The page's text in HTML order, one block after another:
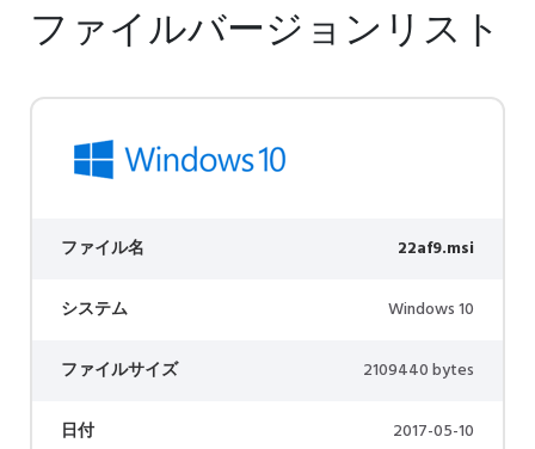
ファイルバージョンリスト
ファイル名 22af9.msi
システム Windows 10
ファイルサイズ 2109440 bytes
日付 2017-05-10